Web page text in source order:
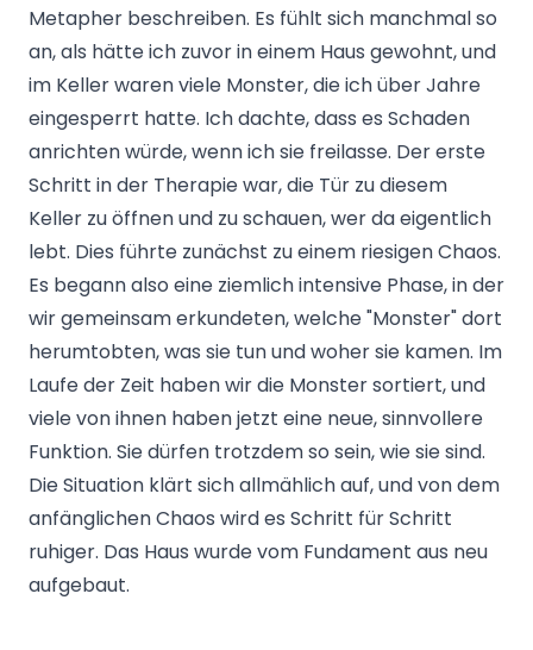
Metapher beschreiben. Es fühlt sich manchmal so
an, als hätte ich zuvor in einem Haus gewohnt, und
im Keller waren viele Monster, die ich über Jahre
eingesperrt hatte. Ich dachte, dass es Schaden
anrichten würde, wenn ich sie freilasse. Der erste
Schritt in der Therapie war, die Tür zu diesem
Keller zu öffnen und zu schauen, wer da eigentlich
lebt. Dies führte zunächst zu einem riesigen Chaos.
Es begann also eine ziemlich intensive Phase, in der
wir gemeinsam erkundeten, welche "Monster" dort
herumtobten, was sie tun und woher sie kamen. Im
Laufe der Zeit haben wir die Monster sortiert, und
viele von ihnen haben jetzt eine neue, sinnvollere
Funktion. Sie dürfen trotzdem so sein, wie sie sind.
Die Situation klärt sich allmählich auf, und von dem
anfänglichen Chaos wird es Schritt für Schritt
ruhiger. Das Haus wurde vom Fundament aus neu
aufgebaut.